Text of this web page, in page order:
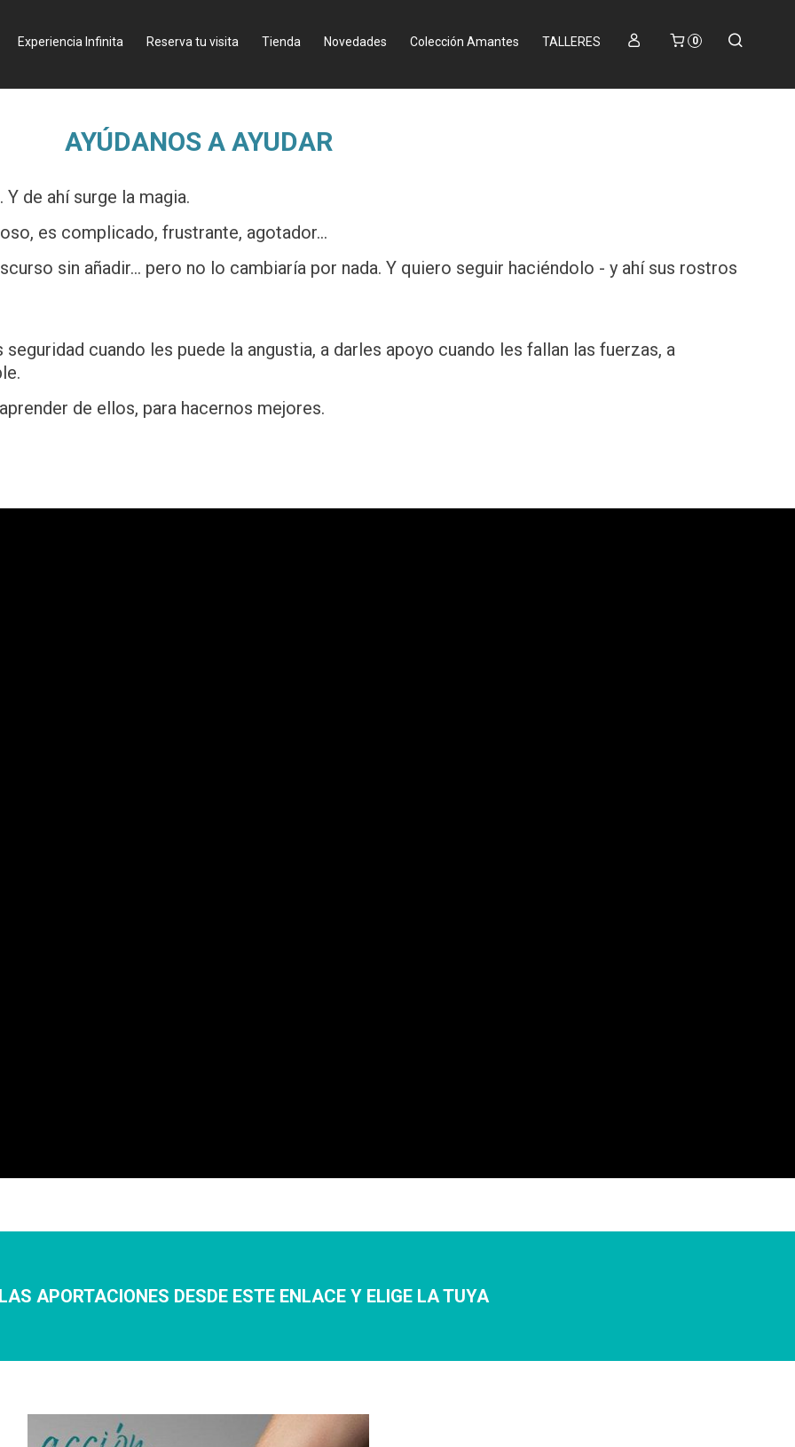
Experiencia Infinita Reserva tu visita Tienda Novedades Colección Amantes TALLERES 0
AYÚDANOS A AYUDAR
de ahí surge la magia.
es complicado, frustrante, agotador...
sin añadir... pero no lo cambiaría por nada. Y quiero seguir haciéndolo - y ahí sus rostros
seguridad cuando les puede la angustia, a darles apoyo cuando les fallan las fuerzas, a
de ellos, para hacernos mejores.
APORTACIONES DESDE ESTE ENLACE Y ELIGE LA TUYA